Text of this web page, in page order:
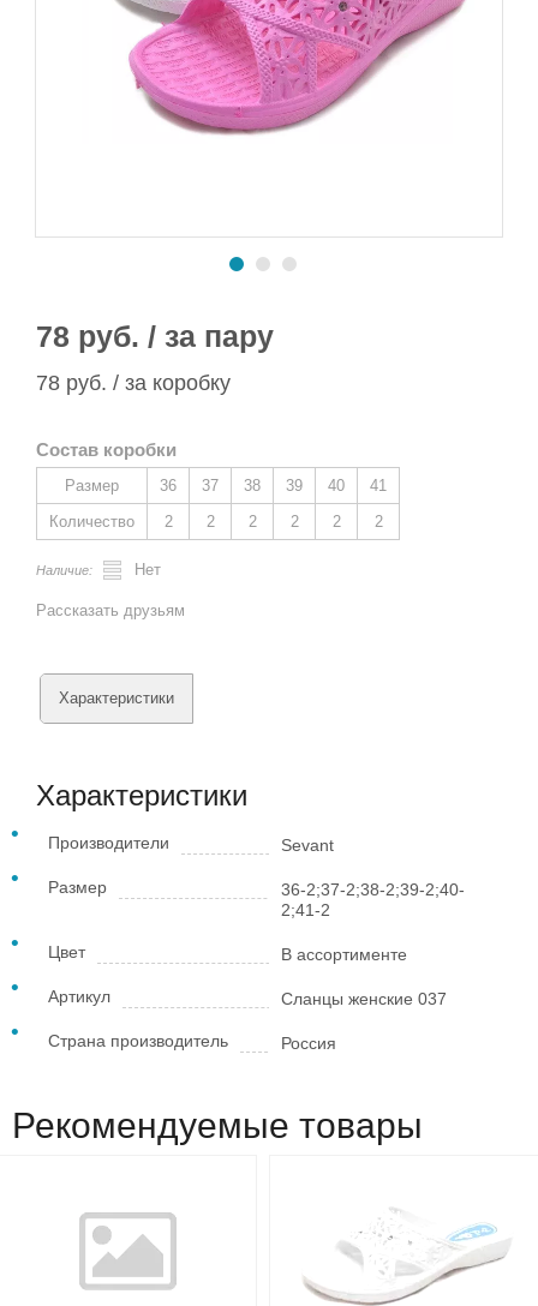
78 руб. / за пару
78 руб. / за коробку
Состав коробки
Размер 36 37 38 39 40
41
Количество
2 2 2 2 2 2
Наличие: Нет
Рассказать друзьям
Характеристики
Характеристики
Производители Sevant
Размер
36-2;37-2;38-2;39-2;40-
2;41-2
Цвет В ассортименте
Артикул Сланцы женские 037
Страна производитель Россия
Рекомендуемые товары
Сапоги ПВХ/ЭВА
Спортивная обувь
Спортивная обувь